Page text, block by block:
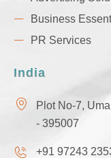
Business
PR Services
India
Plot No-7,
- 395007
+91 97243